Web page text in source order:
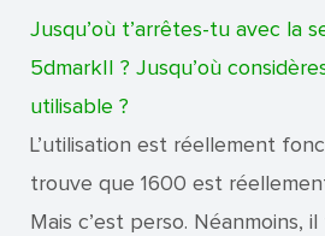
Jusqu’où t’arrêtes-tu avec la
5dmarkII ? Jusqu’où
utilisable ?
L’utilisation est réellement
trouve que 1600 est
Mais c’est perso. Néanmoins,